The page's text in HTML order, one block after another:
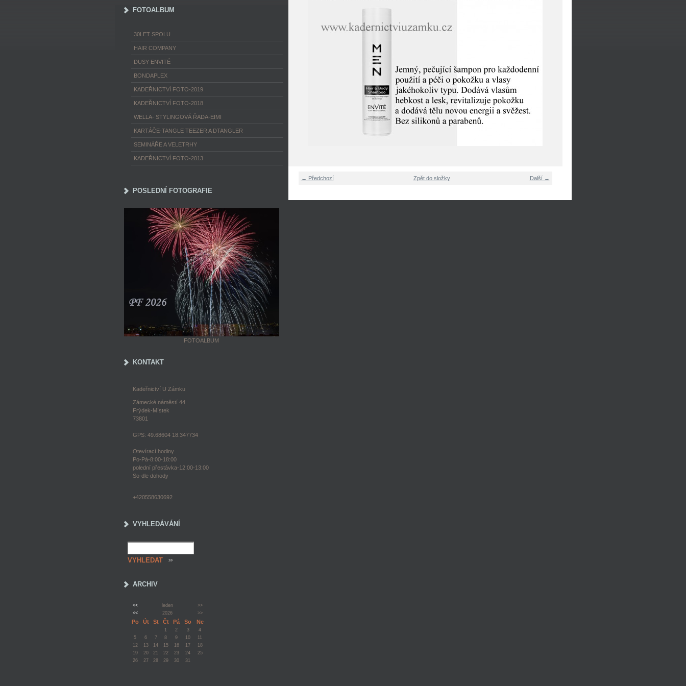
← Předchozí Další →
Zpět do složky
FOTOALBUM
30LET SPOLU
HAIR COMPANY
DUSY ENVITÉ
BONDAPLEX
KADEŘNICTVÍ FOTO-2019
KADEŘNICTVÍ FOTO-2018
WELLA- STYLINGOVÁ ŘADA-EIMI
KARTÁČE-TANGLE TEEZER A DTANGLER
SEMINÁŘE A VELETRHY
KADEŘNICTVÍ FOTO-2013
POSLEDNÍ FOTOGRAFIE
FOTOALBUM
KONTAKT
Kadeřnictví U Zámku
Zámecké náměstí 44
Frýdek-Místek
73801
GPS: 49.68604 18.347734
Otevírací hodiny
Po-Pá-8:00-18:00
polední přestávka-12:00-13:00
So-dle dohody
+420558630692
VYHLEDÁVÁNÍ
ARCHIV
<< leden
>>
<<
2026 >>
Po Út St Čt Pá So Ne
1 2 3
4
5
6 7 8 9 10
11
12
13 14 15 16 17
18
19
20 21 22 23 24
25
26
27 28 29 30 31